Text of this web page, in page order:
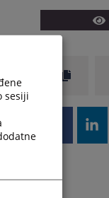
sesiji